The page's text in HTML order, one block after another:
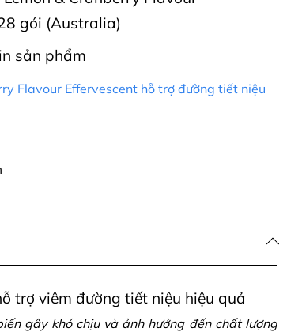
gói (Australia)
sản phẩm
Flavour Effervescent hỗ trợ đường tiết niệu
trợ viêm đường tiết niệu hiệu quả
gây khó chịu và ảnh hưởng đến chất lượng